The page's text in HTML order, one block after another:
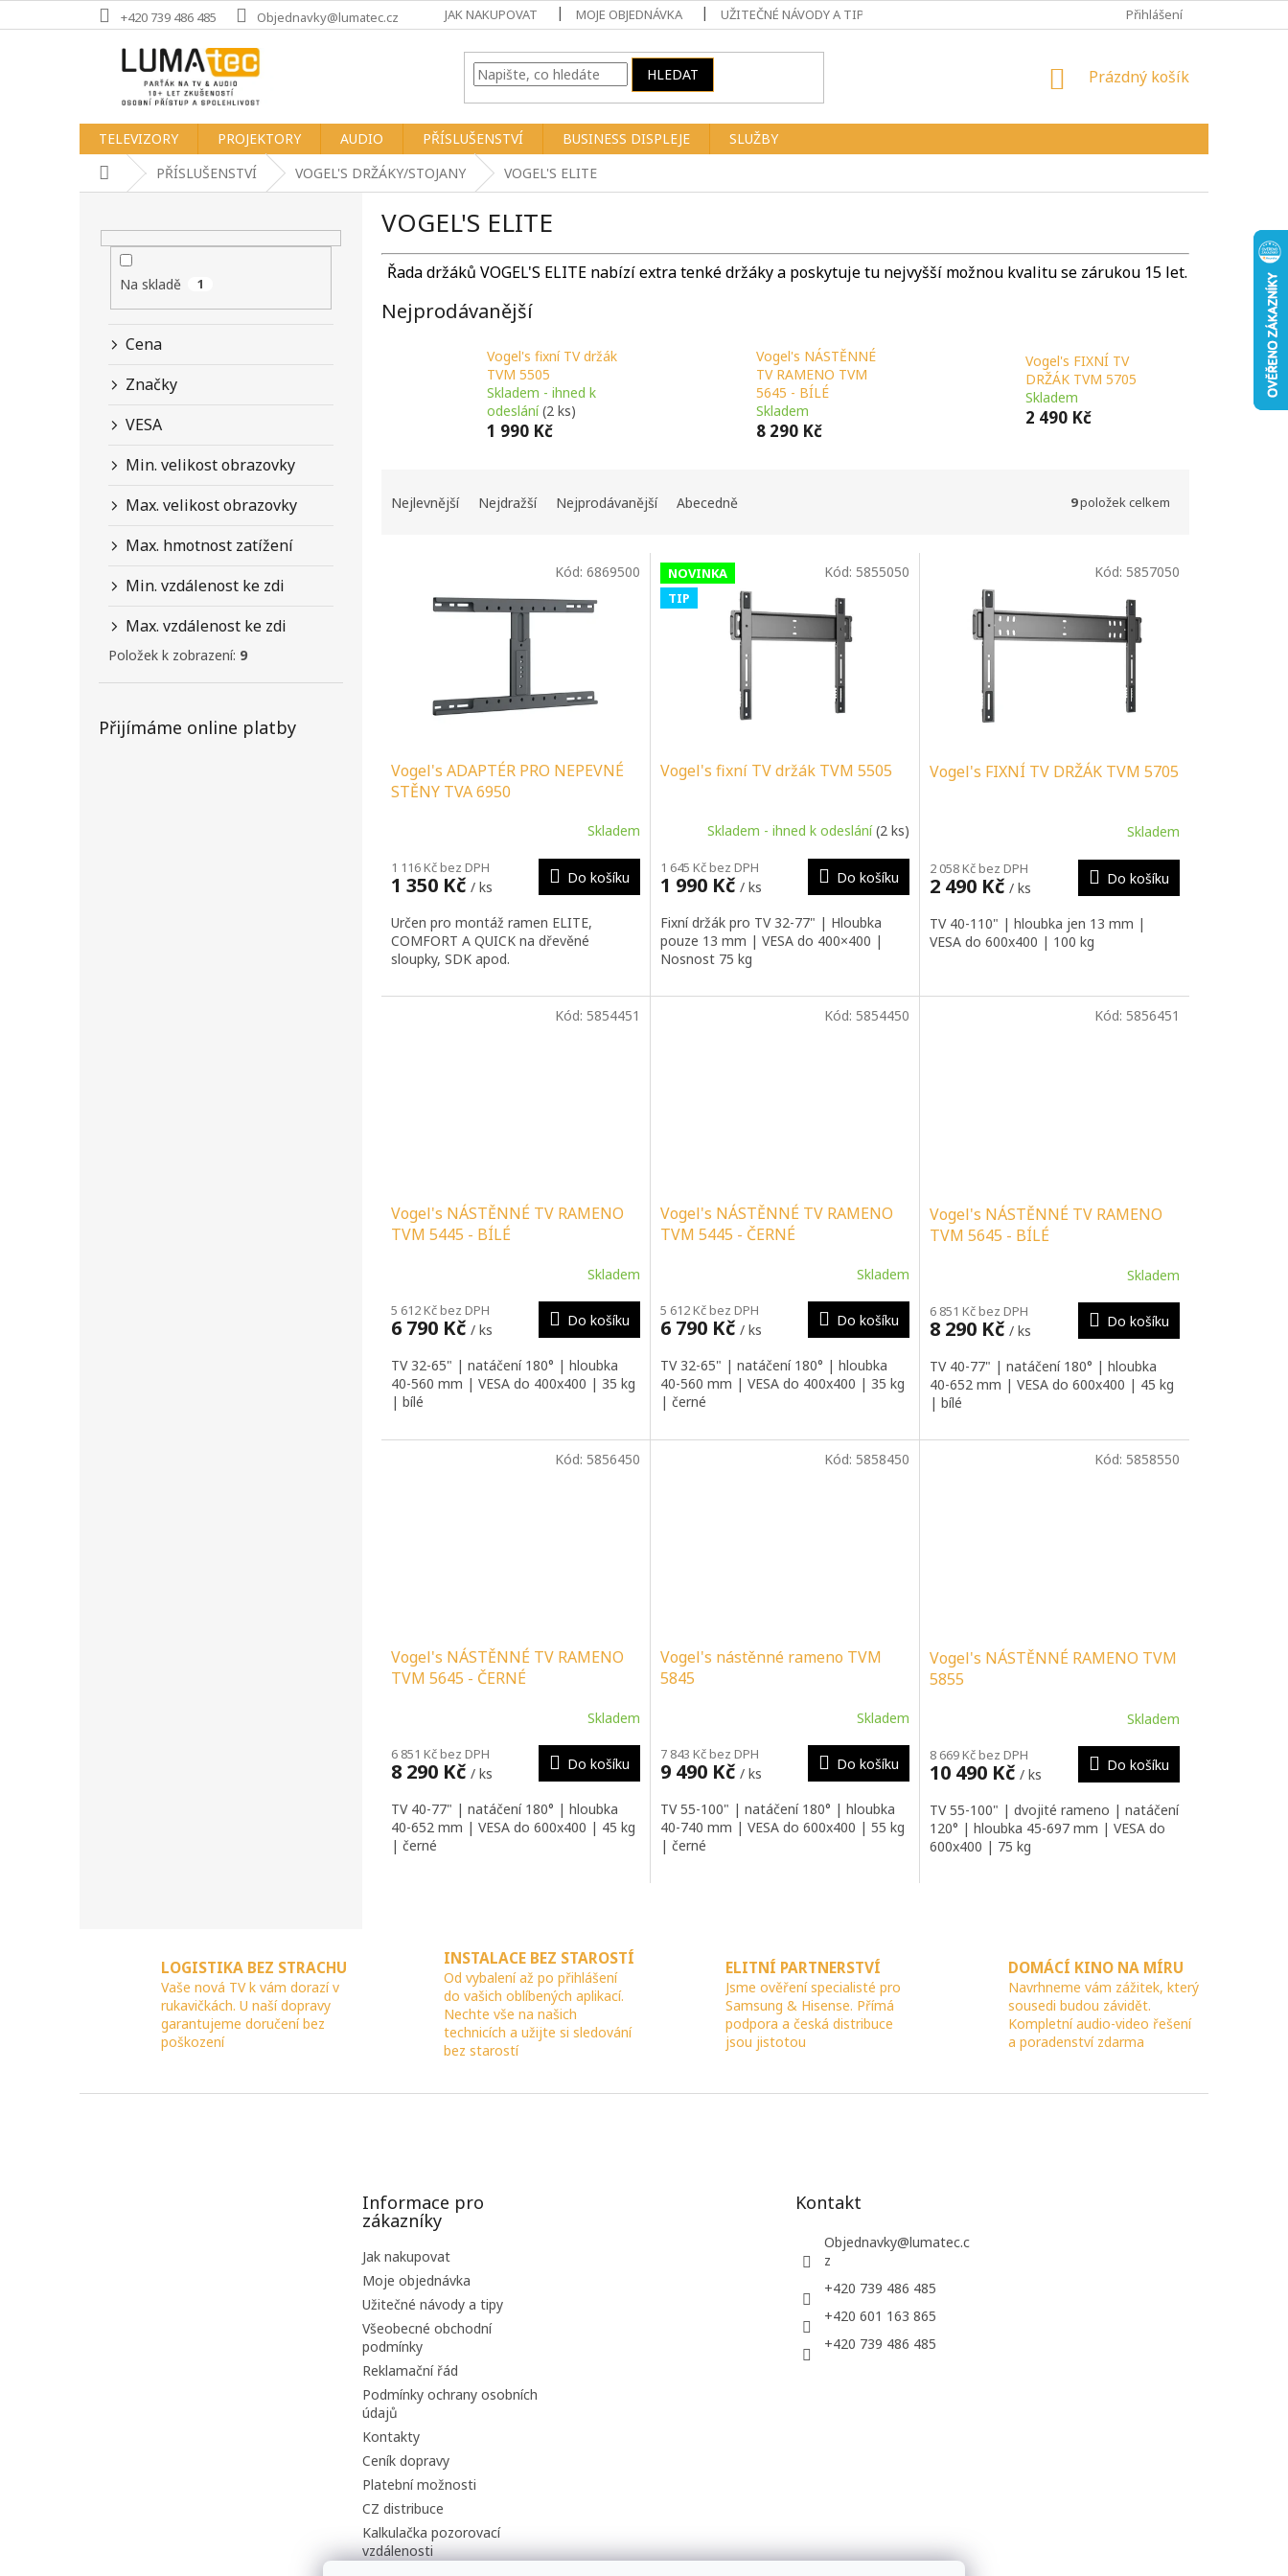
na
+420 739 486 485 Objednavky@lumatec.cz JAK NAKUPOVAT MOJE OBJEDNÁVKA UŽITEČNÉ NÁVODY A TIPY REKLAMAČNÍ ŘÁD
Přihlášení
HLEDAT
NÁKUPNÍ
Prázdný košík
TELEVIZORY PROJEKTORY AUDIO PŘÍSLUŠENSTVÍ BUSINESS DISPLEJE
SLUŽBY
Domů PŘÍSLUŠENSTVÍ VOGEL'S DRŽÁKY/STOJANY VOGEL'S ELITE
Na skladě 1
Cena
Značky
VESA
Min. velikost obrazovky
Max. velikost obrazovky
Max. hmotnost zatížení
Min. vzdálenost ke zdi
Max. vzdálenost ke zdi
Položek k zobrazení: 9
Přijímáme online platby
VOGEL'S ELITE
Řada držáků VOGEL'S ELITE nabízí extra tenké držáky a poskytuje tu nejvyšší možnou kvalitu se zárukou 15 let.
Nejprodávanější
Vogel's fixní TV držák
TVM 5505
Skladem - ihned k
odeslání(2 ks)
1 990 Kč
Vogel's NÁSTĚNNÉ
TV RAMENO TVM
5645 - BÍLÉ
Skladem
8 290 Kč
Vogel's FIXNÍ TV
DRŽÁK TVM 5705
Skladem
2 490 Kč
Nejlevnější Nejdražší Nejprodávanější Abecedně 9položek celkem
Vogel's ADAPTÉR PRO NEPEVNÉ
STĚNY TVA 6950
Skladem
1 116 Kč bez DPH
1 350 Kč / ks
Do košíku
Určen pro montáž ramen ELITE,
COMFORT A QUICK na dřevěné
sloupky, SDK apod.
Kód: 6869500
NOVINKA
TIP
Vogel's fixní TV držák TVM 5505
Skladem - ihned k odeslání(2 ks)
1 645 Kč bez DPH
1 990 Kč / ks
Do košíku
Fixní držák pro TV 32-77" | Hloubka
pouze 13 mm | VESA do 400×400 |
Nosnost 75 kg
Kód: 5855050
Vogel's FIXNÍ TV DRŽÁK TVM 5705
Skladem
2 058 Kč bez DPH
2 490 Kč / ks
Do košíku
TV 40-110" | hloubka jen 13 mm |
VESA do 600x400 | 100 kg
Kód: 5857050
Vogel's NÁSTĚNNÉ TV RAMENO
TVM 5445 - BÍLÉ
Skladem
5 612 Kč bez DPH
6 790 Kč / ks
Do košíku
TV 32-65" | natáčení 180° | hloubka
40-560 mm | VESA do 400x400 | 35 kg
| bílé
Kód: 5854451
Vogel's NÁSTĚNNÉ TV RAMENO
TVM 5445 - ČERNÉ
Skladem
5 612 Kč bez DPH
6 790 Kč / ks
Do košíku
TV 32-65" | natáčení 180° | hloubka
40-560 mm | VESA do 400x400 | 35 kg
| černé
Kód: 5854450
Vogel's NÁSTĚNNÉ TV RAMENO
TVM 5645 - BÍLÉ
Skladem
6 851 Kč bez DPH
8 290 Kč / ks
Do košíku
TV 40-77" | natáčení 180° | hloubka
40-652 mm | VESA do 600x400 | 45 kg
| bílé
Kód: 5856451
Vogel's NÁSTĚNNÉ TV RAMENO
TVM 5645 - ČERNÉ
Skladem
6 851 Kč bez DPH
8 290 Kč / ks
Do košíku
TV 40-77" | natáčení 180° | hloubka
40-652 mm | VESA do 600x400 | 45 kg
| černé
Kód: 5856450
Vogel's nástěnné rameno TVM
5845
Skladem
7 843 Kč bez DPH
9 490 Kč / ks
Do košíku
TV 55-100" | natáčení 180° | hloubka
40-740 mm | VESA do 600x400 | 55 kg
| černé
Kód: 5858450
Vogel's NÁSTĚNNÉ RAMENO TVM
5855
Skladem
8 669 Kč bez DPH
10 490 Kč / ks
Do košíku
TV 55-100" | dvojité rameno | natáčení
120° | hloubka 45-697 mm | VESA do
600x400 | 75 kg
Kód: 5858550
á
d
a
c
í
p
v
LOGISTIKA BEZ STRACHU
Vaše nová TV k vám dorazí v
rukavičkách. U naší dopravy
garantujeme doručení bez
poškození
INSTALACE BEZ STAROSTÍ
Od vybalení až po přihlášení
do vašich oblíbených aplikací.
Nechte vše na našich
technicích a užijte si sledování
bez starostí
ELITNÍ PARTNERSTVÍ
Jsme ověření specialisté pro
Samsung & Hisense. Přímá
podpora a česká distribuce
jsou jistotou
DOMÁCÍ KINO NA MÍRU
Navrhneme vám zážitek, který
sousedi budou závidět.
Kompletní audio-video řešení
a poradenství zdarma
Informace pro
zákazníky
Jak nakupovat
Moje objednávka
Užitečné návody a tipy
Všeobecné obchodní
podmínky
Reklamační řád
Podmínky ochrany osobních
údajů
Kontakty
Ceník dopravy
Platební možnosti
CZ distribuce
Kalkulačka pozorovací
vzdálenosti
Kontakt
Objednavky@lumatec.c
z
+420 739 486 485
+420 601 163 865
+420 739 486 485